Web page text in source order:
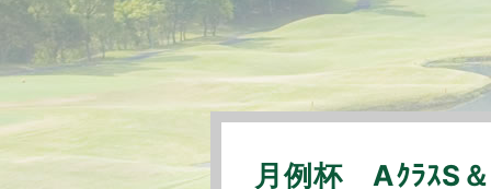
月例杯 AｸﾗｽS